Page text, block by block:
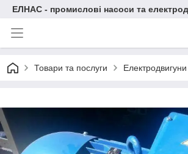
ЕЛНАС - промислові насоси та
Товари та послуги